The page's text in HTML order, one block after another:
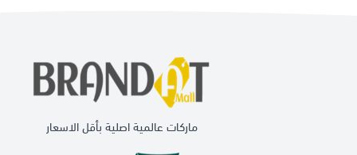
ماركات عالمية اصلية بأقل الاسعار